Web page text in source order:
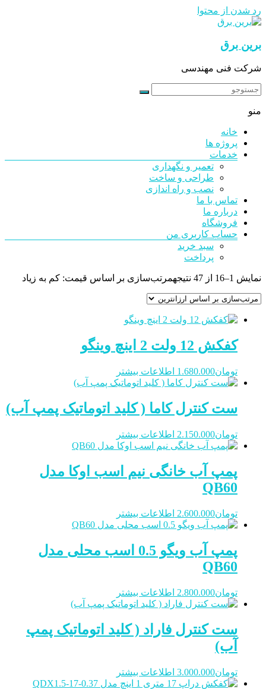
رد شدن از محتوا
برین برق
شرکت فنی مهندسی
منو
خانه
پروژه ها
خدمات
تعمیر و نگهداری
طراحی و ساخت
نصب و راه اندازی
تماس با ما
درباره ما
فروشگاه
حساب کاربری من
سبد خرید
پرداخت
نمایش 1–16 از 47 نتیجه مرتب‌سازی بر اساس قیمت: کم به زیاد
کفکش 12 ولت 2 اینچ وینگو
تومان1.680.000 اطلاعات بیشتر
ست کنترل کاما ( کلید اتوماتیک پمپ آب)
تومان2.150.000 اطلاعات بیشتر
پمپ آب خانگی نیم اسب اوکا مدل
QB60
تومان2.600.000 اطلاعات بیشتر
پمپ آب ویگو 0.5 اسب محلی مدل
QB60
تومان2.800.000 اطلاعات بیشتر
ست کنترل فاراد ( کلید اتوماتیک پمپ
آب)
تومان3.000.000 اطلاعات بیشتر